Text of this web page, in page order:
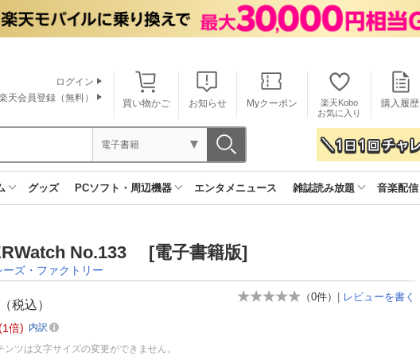
買い物かご お知らせ Myクーポン
楽天Kobo
お気に入り
購入履歴
ログイン
天会員登録（無料）
電子書籍
グッズ PCソフト・周辺機器 エンタメニュース 雑誌読み放題 音楽配信
No.133 [電子書籍版]
ズ・ファクトリー
（0件） | レビューを書く
（税込）
1倍
内訳
ツは文字サイズの変更ができません。